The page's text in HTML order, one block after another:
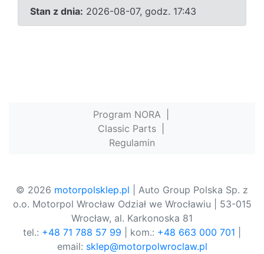
Stan z dnia: 2026-08-07, godz. 17:43
Program NORA
Classic Parts
Regulamin
© 2026 motorpolsklep.pl | Auto Group Polska Sp. z
o.o. Motorpol Wrocław Odział we Wrocławiu | 53-015
Wrocław, al. Karkonoska 81
tel.: +48 71 788 57 99 | kom.: +48 663 000 701
email: sklep@motorpolwroclaw.pl